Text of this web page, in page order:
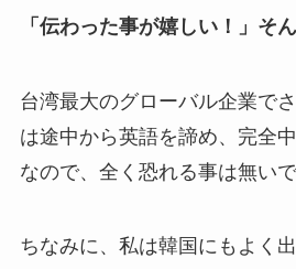
「伝わった事が嬉しい！」そ
台湾最大のグローバル企業で
は途中から英語を諦め、完全
なので、全く恐れる事は無いで
ちなみに、私は韓国にもよく